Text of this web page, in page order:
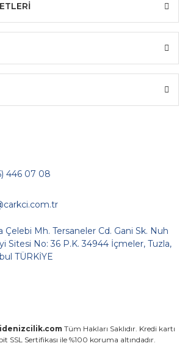
446 07 08
Çelebi Mh. Tersaneler Cd. Gani Sk. Nuh
Sitesi No: 36 P.K. 34944 İçmeler, Tuzla,
TÜRKİYE
Tüm Hakları Saklıdır. Kredi kartı
SSL Sertifikası ile %100 koruma altındadır.